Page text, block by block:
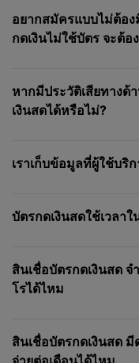
หยุดชะงัก ปลอดจาก
ไม่มีไวรัส ทันเวลาห
บริษัท พร้อมด้วย กร
แทนและบริษัทในเค
ใดๆ ทั้งปวงต่อการสูญ
การนำท่านไปสู่เว็บไ
พนักงาน ผู้แทนและบ
ความรับผิดโดยเคร่ง
เกี่ยวข้องกับการที่ท่
บริษัท พร้อมด้วย กร
แทนและบริษัทในเครื
อยากสมัครแบบไม่ต้อ
กดเงินไม่ใช้บัตร จะต้อ
หากมีประวัติเสียทางด้
เงินสดได้หรือไม่?
เราเก็บข้อมูลที่ผู้ใช้บริ
บัตรกดเงินสดใช้เวลา
สินเชื่อบัตรกดเงินสด จ
โรได้ไหม
สินเชื่อบัตรกดเงินสด มี